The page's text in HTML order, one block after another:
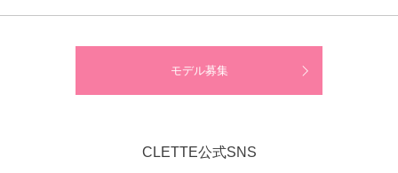
モデル募集
CLETTE公式SNS